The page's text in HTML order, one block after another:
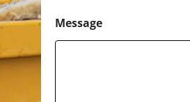
Message